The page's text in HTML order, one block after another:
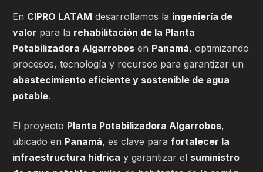
En CIPRO LATAM desarrollamos la ingeniería de
valor para la rehabilitación de la Planta
Potabilizadora Algarrobos en Panamá, optimizando
procesos, tecnología y recursos para garantizar un
abastecimiento eficiente y sostenible de agua
potable.
El proyecto Planta Potabilizadora Algarrobos,
ubicado en Panamá, es clave parafortalecer la
infraestructura hídrica y garantizar el suministro